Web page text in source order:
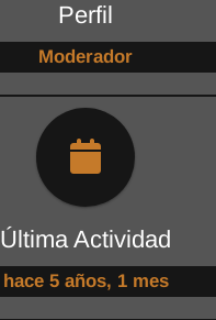
Perfil
Moderador
Última Actividad
hace 5 años, 1 mes